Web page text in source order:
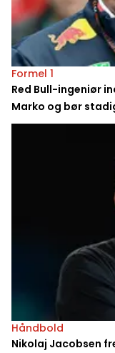
Formel 1
Red Bull-ingeniør
Marko og bør
Håndbold
Nikolaj Jacobsen